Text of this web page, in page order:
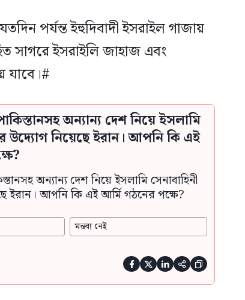
পর্যন্ত ইহুদিবাদী ইসরাইল গাজায়
সাগরে ইসরাইলি জাহাজ এবং
যাবে।#
অন্যান্য দেশ নিয়ে ইসলামি
উদ্যোগ নিয়েছে ইরান। আপনি কি এই
অন্যান্য দেশ নিয়ে ইসলামি সেনাবাহিনী
ইরান। আপনি কি এই আর্মি গঠনের পক্ষে?
মন্তব্য নেই
    